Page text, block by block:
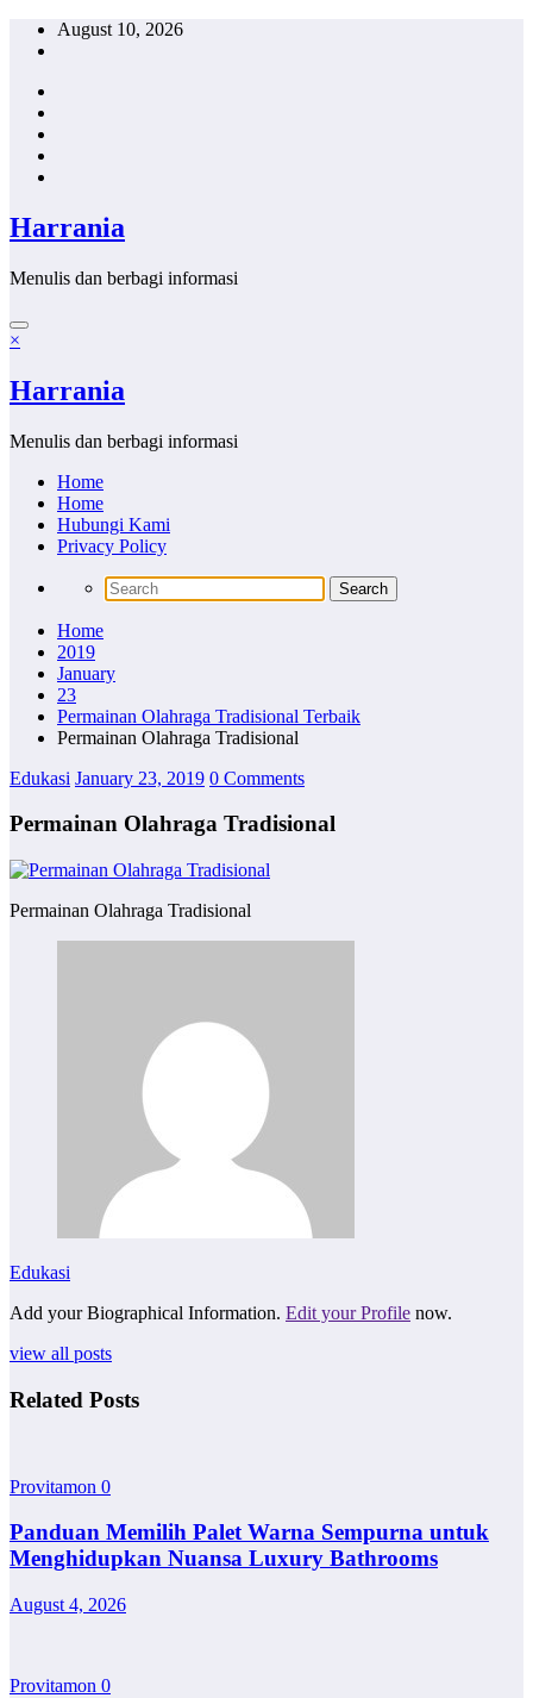
Skip
August 10, 2026
Harrania
Menulis dan berbagi informasi
×
Harrania
Menulis dan berbagi informasi
Home
Home
Hubungi Kami
Privacy Policy
Home
2019
January
23
Permainan Olahraga Tradisional Terbaik
Permainan Olahraga Tradisional
Edukasi January 23, 2019 0 Comments
Permainan Olahraga Tradisional
Permainan Olahraga Tradisional
Edukasi
Add your Biographical Information. Edit your Profile now.
view all posts
Related Posts
Provitamon 0
Panduan Memilih Palet Warna Sempurna untuk
Menghidupkan Nuansa Luxury Bathrooms
August 4, 2026
Provitamon 0